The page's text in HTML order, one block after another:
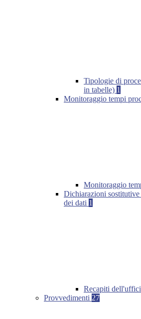
Tipologie di
in tabelle) 1
Monitoraggio tempi
Monitoraggio
Dichiarazioni
dei dati 1
Recapiti
Provvedimenti 27